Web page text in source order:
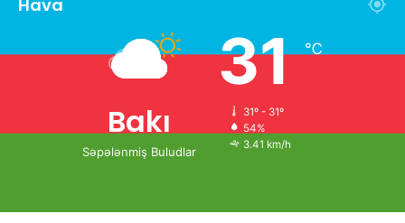
Hava
Bakı
Səpələnmiş Buludlar
31℃
31º - 31º
54%
3.41 km/h